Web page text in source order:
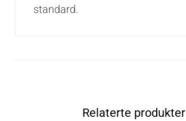
standard.
Relaterte produkter